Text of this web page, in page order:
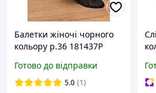
Балетки жіночі чорного
кольору р.36 181437P
Готово до відправки
5.0 (1)